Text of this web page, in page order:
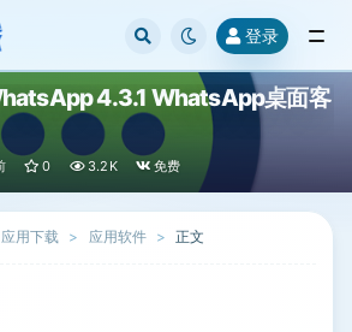
登录
4.3.1 WhatsApp桌面客
0 3.2K 免费
应用下载 应用软件 正文